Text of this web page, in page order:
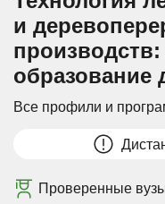
и
образование
Все профили и
Проверенные